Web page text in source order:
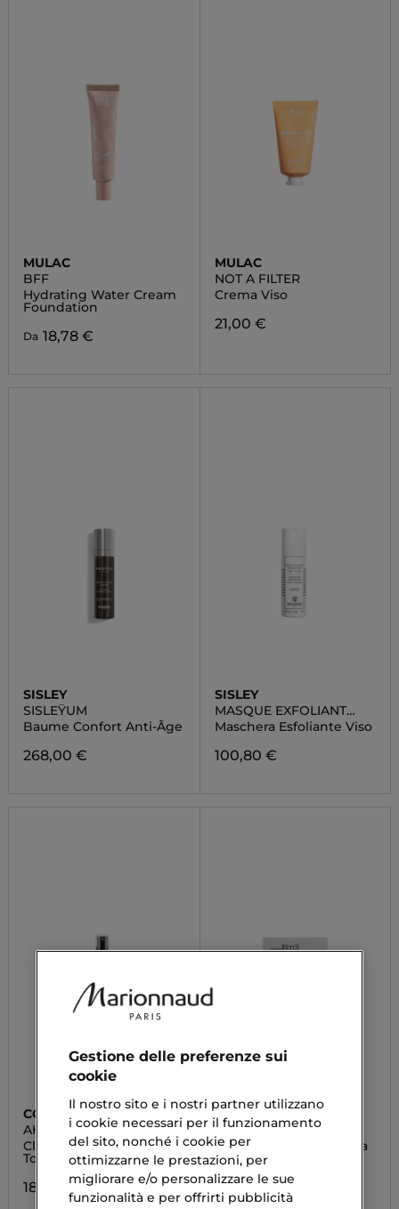
MULAC
BFF
Hydrating Water Cream
Foundation
Da 18,78 €
MULAC
NOT A FILTER
Crema Viso
21,00 €
SISLEY
SISLEŸUM
Baume Confort Anti-Âge
268,00 €
SISLEY
MASQUE EXFOLIANT
ENZYMATIQUE
Maschera Esfoliante Viso
100,80 €
COSRX
AHA/BHA
Clarifying Treatment
Toner
18,43 €
PUROBIO
MIRANDA
Maschera Viso in Crema
Pelli Grasse
2,90 €
Gestione delle preferenze sui
cookie
Il nostro sito e i nostri partner utilizzano
i cookie necessari per il funzionamento
del sito, nonché i cookie per
ottimizzarne le prestazioni, per
migliorare e/o personalizzare le sue
funzionalità e per offrirti pubblicità